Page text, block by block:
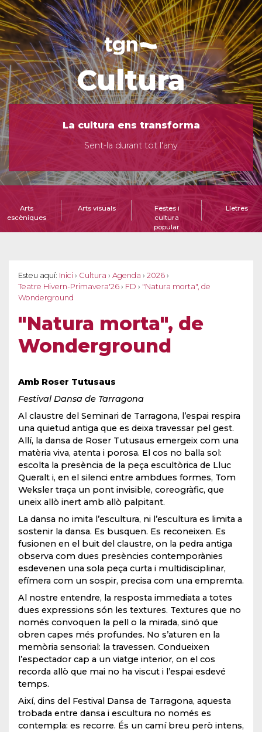
Cultura
La cultura ens transforma
Sent-la durant tot l'any
Arts
escèniques
Arts visuals
Festes i
cultura
popular
Lletres
Esteu aquí: Inici › Cultura › Agenda › 2026 ›
Teatre Hivern-Primavera'26 › FD › "Natura morta", de
Wonderground
"Natura morta", de
Wonderground
Amb Roser Tutusaus
Festival Dansa de Tarragona
Al claustre del Seminari de Tarragona, l’espai respira
una quietud antiga que es deixa travessar pel gest.
Allí, la dansa de Roser Tutusaus emergeix com una
matèria viva, atenta i porosa. El cos no balla sol:
escolta la presència de la peça escultòrica de Lluc
Queralt i, en el silenci entre ambdues formes, Tom
Weksler traça un pont invisible, coreogràfic, que
uneix allò inert amb allò palpitant.
La dansa no imita l’escultura, ni l’escultura es limita a
sostenir la dansa. Es busquen. Es reconeixen. Es
fusionen en el buit del claustre, on la pedra antiga
observa com dues presències contemporànies
esdevenen una sola peça curta i multidisciplinar,
efímera com un sospir, precisa com una empremta.
Al nostre entendre, la resposta immediata a totes
dues expressions són les textures. Textures que no
només convoquen la pell o la mirada, sinó que
obren capes més profundes. No s’aturen en la
memòria sensorial: la travessen. Condueixen
l’espectador cap a un viatge interior, on el cos
recorda allò que mai no ha viscut i l’espai esdevé
temps.
Així, dins del Festival Dansa de Tarragona, aquesta
trobada entre dansa i escultura no només es
contempla: es recorre. És un camí breu però intens,